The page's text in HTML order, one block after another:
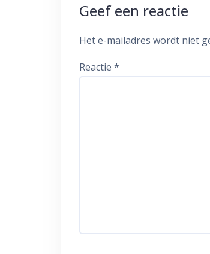
Geef een reactie
Het e-mailadres wordt niet
Reactie *